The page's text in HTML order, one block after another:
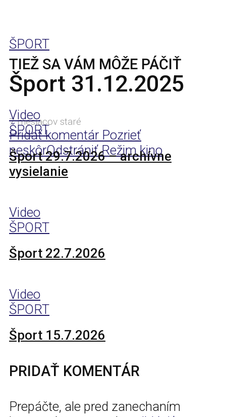
ŠPORT
Šport 31.12.2025
7 mesiacov staré
Pridať komentár Pozrieť
neskôrOdstrániťRežim kino
TIEŽ SA VÁM MÔŽE PÁČIŤ
Video
ŠPORT
Šport 29.7.2026 – archívne
vysielanie
Video
ŠPORT
Šport 22.7.2026
Video
ŠPORT
Šport 15.7.2026
PRIDAŤ KOMENTÁR
Prepáčte, ale pred zanechaním